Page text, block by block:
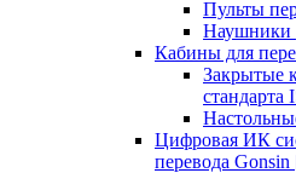
Пульты
Наушники
Кабины для
Закрытые
стандарта
Цифровая ИК
перевода Gonsin